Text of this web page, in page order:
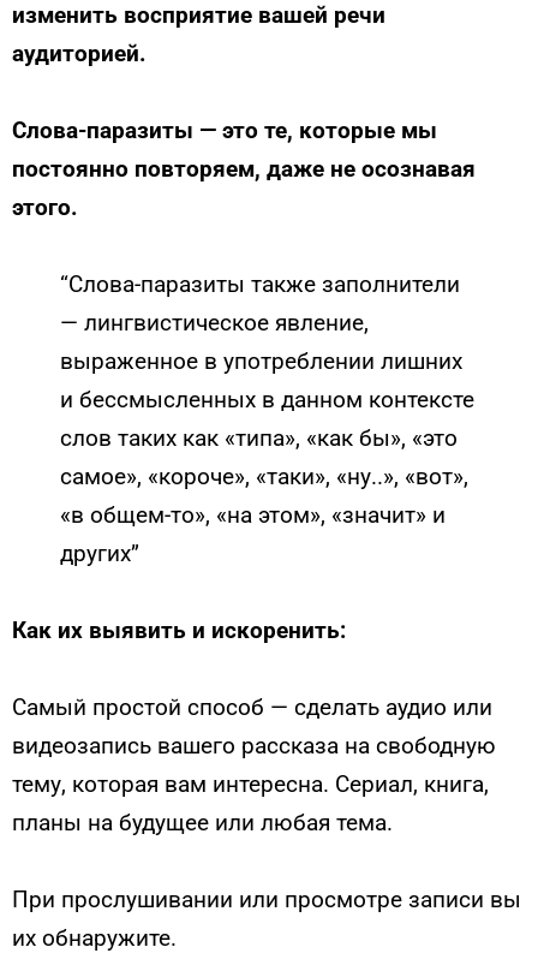
изменить восприятие вашей речи
аудиторией.
Слова-паразиты — это те, которые мы
постоянно повторяем, даже не осознавая
этого.
“Слова-паразиты также заполнители
— лингвистическое явление,
выраженное в употреблении лишних
и бессмысленных в данном контексте
слов таких как «типа», «как бы», «это
самое», «короче», «таки», «ну..», «вот»,
«в общем-то», «на этом», «значит» и
других”
Как их выявить и искоренить:
Самый простой способ — сделать аудио или
видеозапись вашего рассказа на свободную
тему, которая вам интересна. Сериал, книга,
планы на будущее или любая тема.
При прослушивании или просмотре записи вы
их обнаружите.